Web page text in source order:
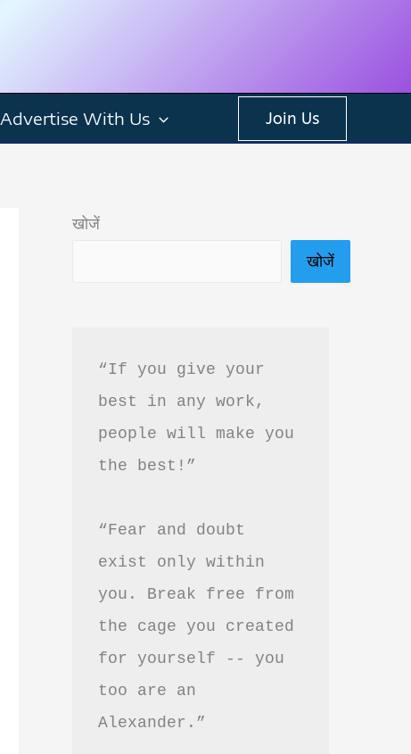
Advertise With Us Join Us
खोजें
खोजें
“If you give your
best in any work,
people will make you
the best!”
“Fear and doubt
exist only within
you. Break free from
the cage you created
for yourself -- you
too are an
Alexander.”